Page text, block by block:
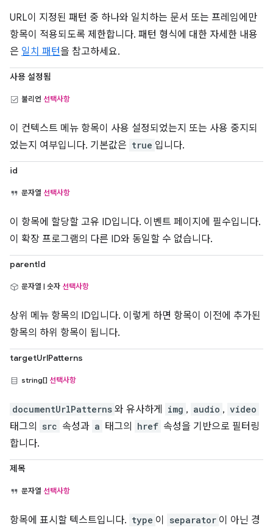
URL이 지정된 패턴 중 하나와 일치하는 문서 또는 프레임에만
항목이 적용되도록 제한합니다. 패턴 형식에 대한 자세한 내용
은 일치 패턴을 참고하세요.
사용 설정됨
불리언 선택사항
이 컨텍스트 메뉴 항목이 사용 설정되었는지 또는 사용 중지되
었는지 여부입니다. 기본값은 true 입니다.
id
문자열 선택사항
이 항목에 할당할 고유 ID입니다. 이벤트 페이지에 필수입니다.
이 확장 프로그램의 다른 ID와 동일할 수 없습니다.
parentId
문자열 | 숫자 선택사항
상위 메뉴 항목의 ID입니다. 이렇게 하면 항목이 이전에 추가된
항목의 하위 항목이 됩니다.
targetUrlPatterns
string[] 선택사항
documentUrlPatterns 와 유사하게 img , audio , video
태그의 src 속성과 a 태그의 href 속성을 기반으로 필터링
합니다.
제목
문자열 선택사항
항목에 표시할 텍스트입니다. type 이 separator 이 아닌 경